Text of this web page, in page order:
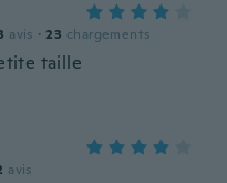
avis · 23 chargements
taille
avis